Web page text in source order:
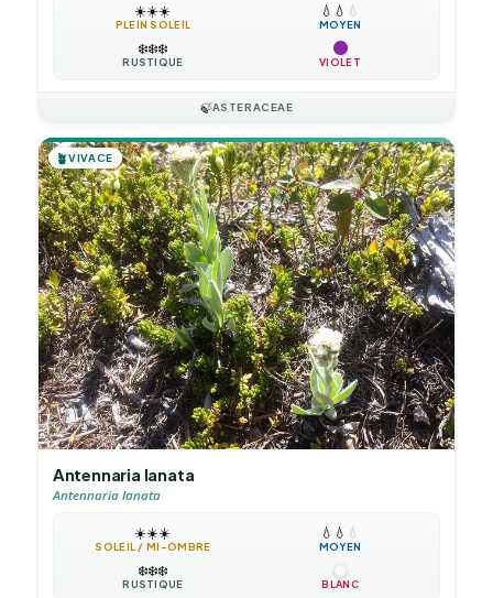
☀️☀️☀️
PLEIN SOLEIL
💧 💧 💧
MOYEN
❄️❄️❄️
RUSTIQUE VIOLET
🍃ASTERACEAE
🪴VIVACE
Antennaria lanata
Antennaria lanata
☀️☀️☀️
SOLEIL / MI-OMBRE
💧 💧 💧
MOYEN
❄️❄️❄️
RUSTIQUE BLANC